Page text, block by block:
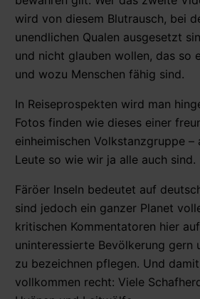
wird von diesem Blutrausch, bei
unendlichen Qualen ausgesetzt
und nicht glauben wollen, das so
und wozu Menschen fähig sind.
In Reiseprospekten wird man
Fotos finden wie dieses einer
einheimischen Volkstanzgruppe
Leute so wie wir ja alle auch sind.
Färöer Inseln bedeutet auf
sind jedoch ein ganzer Planet
kritischen Kommentatoren hier
uninteressierte Bevölkerung gern
zu bezeichnen pflegen. Und
vollkommen recht: Viele